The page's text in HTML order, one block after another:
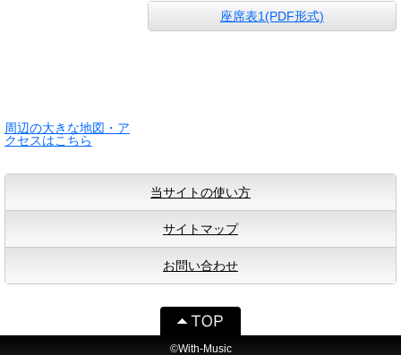
周辺の大きな地図・ア
クセスはこちら
座席表1(PDF形式)
当サイトの使い方
サイトマップ
お問い合わせ
©With-Music